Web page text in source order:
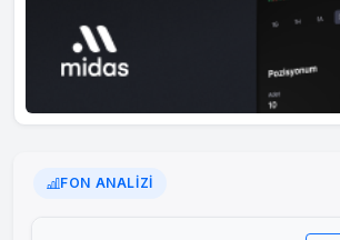
FON ANALIZI